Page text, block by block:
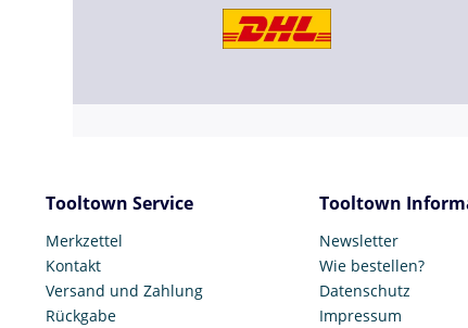
Tooltown Service
Merkzettel
Kontakt
Versand und Zahlung
Rückgabe
Tooltown
Newsletter
Wie bestellen?
Datenschutz
Impressum